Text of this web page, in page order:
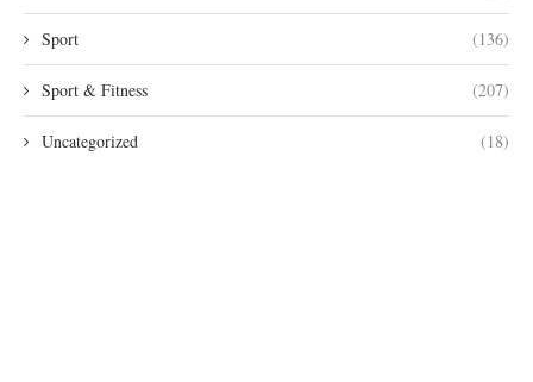
Sport (136)
Sport & Fitness (207)
Uncategorized (18)